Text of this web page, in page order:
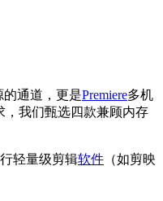
通道，更是Premiere多机
，我们甄选四款兼顾内存
轻量级剪辑软件 （如剪映